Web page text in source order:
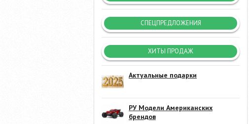
СПЕЦПРЕДЛОЖЕНИЯ
ХИТЫ ПРОДАЖ
Актуальные подарки
РУ Модели Американских
брендов